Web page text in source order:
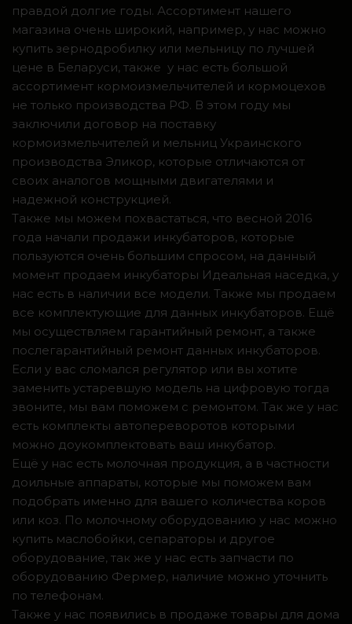
правдой долгие годы. Ассортимент нашего
магазина очень широкий, например, у нас можно
купить зернодробилку или мельницу по лучшей
цене в Беларуси, также у нас есть большой
ассортимент кормоизмельчителей и кормоцехов
не только производства РФ. В этом году мы
заключили договор на поставку
кормоизмельчителей и мельниц Украинского
производства Эликор, которые отличаются от
своих аналогов мощными двигателями и
надежной конструкцией.
Также мы можем похвастаться, что весной 2016
года начали продажи инкубаторов, которые
пользуются очень большим спросом, на данный
момент продаем инкубаторы Идеальная наседка, у
нас есть в наличии все модели. Также мы продаем
все комплектующие для данных инкубаторов. Ещё
мы осуществляем гарантийный ремонт, а также
послегарантийный ремонт данных инкубаторов.
Если у вас сломался регулятор или вы хотите
заменить устаревшую модель на цифровую тогда
звоните, мы вам поможем с ремонтом. Так же у нас
есть комплекты автопереворотов которыми
можно доукомплектовать ваш инкубатор.
Ещё у нас есть молочная продукция, а в частности
доильные аппараты, которые мы поможем вам
подобрать именно для вашего количества коров
или коз. По молочному оборудованию у нас можно
купить маслобойки, сепараторы и другое
оборудование, так же у нас есть запчасти по
оборудованию Фермер, наличие можно уточнить
по телефонам.
Также у нас появились в продаже товары для дома